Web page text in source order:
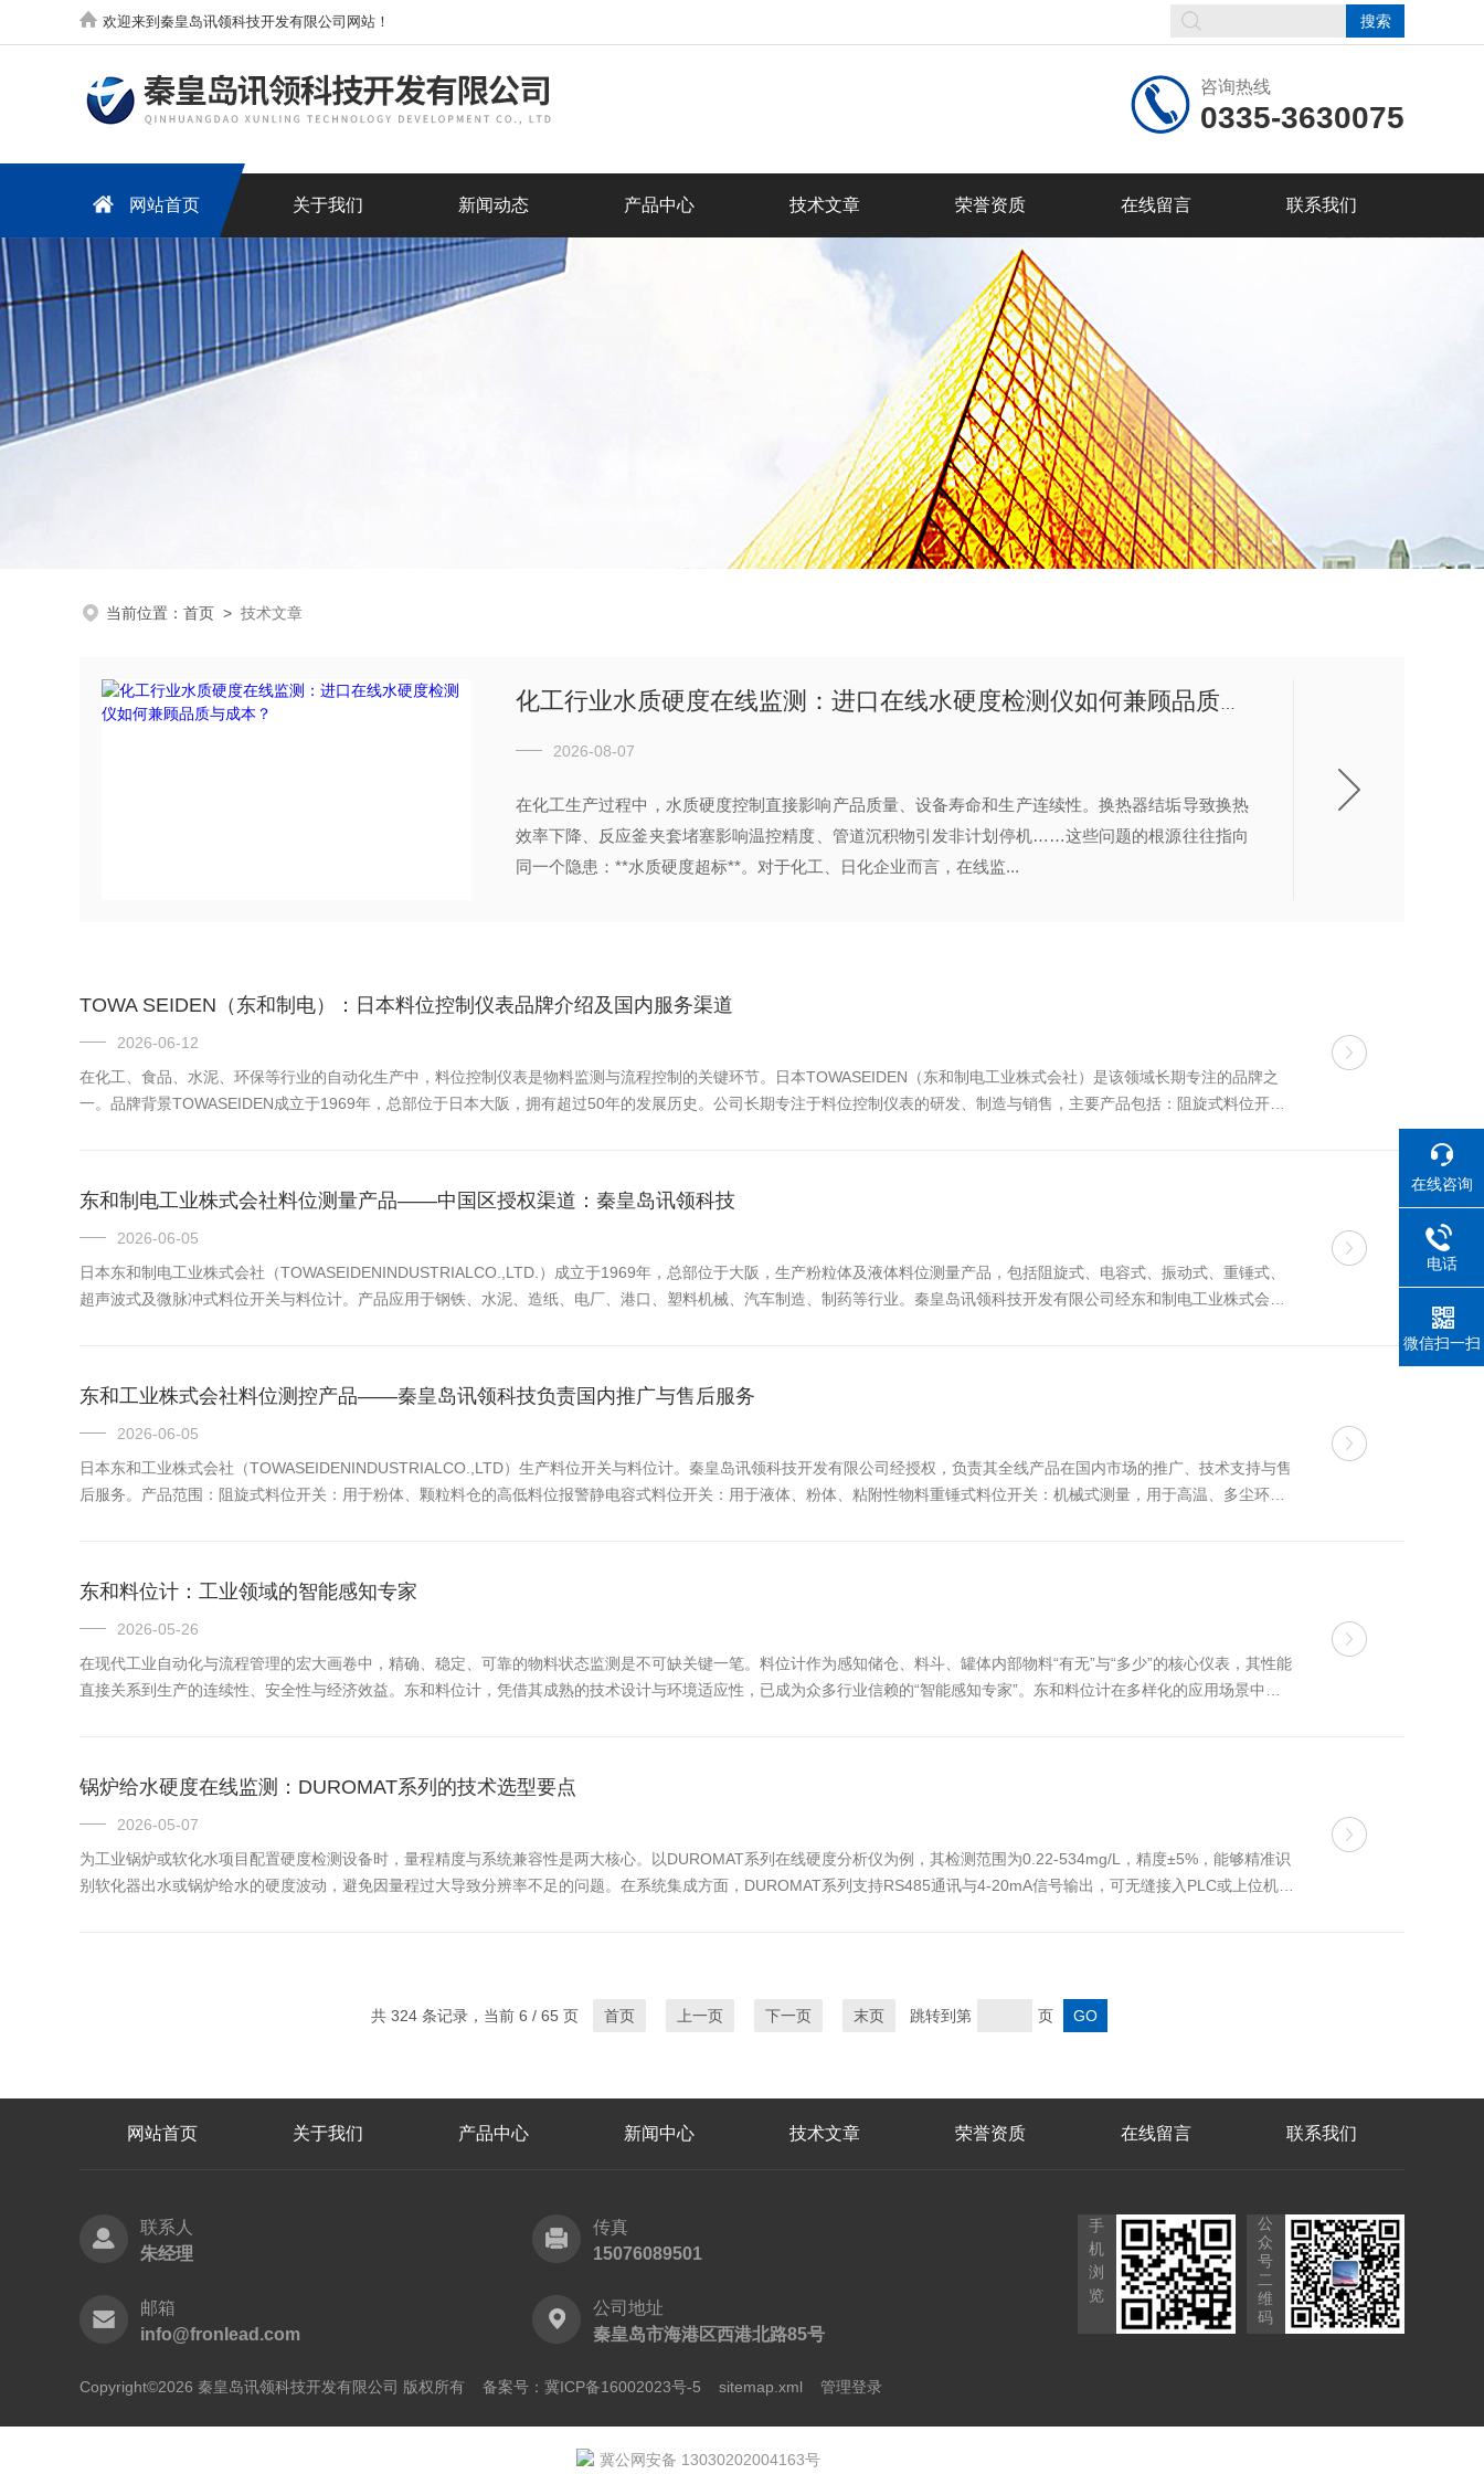
欢迎来到秦皇岛讯领科技开发有限公司网站！
咨询热线
0335-3630075
网站首页 关于我们 新闻动态 产品中心 技术文章 荣誉资质 在线留言 联系我们
当前位置： 首页 > 技术文章
2026-08-07
在化工生产过程中，水质硬度控制直接影响产品质量、设备寿命和生产连续性。换热器结垢导致换热
效率下降、反应釜夹套堵塞影响温控精度、管道沉积物引发非计划停机……这些问题的根源往往指向
同一个隐患：**水质硬度超标**。对于化工、日化企业而言，在线监...
TOWA SEIDEN（东和制电）：日本料位控制仪表品牌介绍及国内服务渠道
2026-06-12
在化工、食品、水泥、环保等行业的自动化生产中，料位控制仪表是物料监测与流程控制的关键环节。日本TOWASEIDEN（东和制电工业株式会社）是该领域长期专注的品牌之
一。品牌背景TOWASEIDEN成立于1969年，总部位于日本大阪，拥有超过50年的发展历史。公司长期专注于料位控制仪表的研发、制造与销售，主要产品包括：阻旋式料位开关
东和制电工业株式会社料位测量产品——中国区授权渠道：秦皇岛讯领科技
2026-06-05
日本东和制电工业株式会社（TOWASEIDENINDUSTRIALCO.,LTD.）成立于1969年，总部位于大阪，生产粉粒体及液体料位测量产品，包括阻旋式、电容式、振动式、重锤式、
超声波式及微脉冲式料位开关与料位计。产品应用于钢铁、水泥、造纸、电厂、港口、塑料机械、汽车制造、制药等行业。秦皇岛讯领科技开发有限公司经东和制电工业株式会社
东和工业株式会社料位测控产品——秦皇岛讯领科技负责国内推广与售后服务
2026-06-05
日本东和工业株式会社（TOWASEIDENINDUSTRIALCO.,LTD）生产料位开关与料位计。秦皇岛讯领科技开发有限公司经授权，负责其全线产品在国内市场的推广、技术支持与售
后服务。产品范围：阻旋式料位开关：用于粉体、颗粒料仓的高低料位报警静电容式料位开关：用于液体、粉体、粘附性物料重锤式料位开关：机械式测量，用于高温、多尘环境
东和料位计：工业领域的智能感知专家
2026-05-26
在现代工业自动化与流程管理的宏大画卷中，精确、稳定、可靠的物料状态监测是不可缺关键一笔。料位计作为感知储仓、料斗、罐体内部物料“有无”与“多少”的核心仪表，其性能
直接关系到生产的连续性、安全性与经济效益。东和料位计，凭借其成熟的技术设计与环境适应性，已成为众多行业信赖的“智能感知专家”。东和料位计在多样化的应用场景中默
锅炉给水硬度在线监测：DUROMAT系列的技术选型要点
2026-05-07
为工业锅炉或软化水项目配置硬度检测设备时，量程精度与系统兼容性是两大核心。以DUROMAT系列在线硬度分析仪为例，其检测范围为0.22-534mg/L，精度±5%，能够精准识
别软化器出水或锅炉给水的硬度波动，避免因量程过大导致分辨率不足的问题。在系统集成方面，DUROMAT系列支持RS485通讯与4-20mA信号输出，可无缝接入PLC或上位机。
共 324 条记录，当前 6 / 65 页 首页 上一页 下一页 末页 跳转到第 页
网站首页 关于我们 产品中心 新闻中心 技术文章 荣誉资质 在线留言 联系我们
联系人
朱经理
传真
15076089501
邮箱
info@fronlead.com
公司地址
秦皇岛市海港区西港北路85号
手
机
浏
览
公
众
号
二
维
码
Copyright©2026 秦皇岛讯领科技开发有限公司 版权所有 备案号：冀ICP备16002023号-5 sitemap.xml 管理登录
在线咨询
电话
微信扫一扫
冀公网安备 13030202004163号